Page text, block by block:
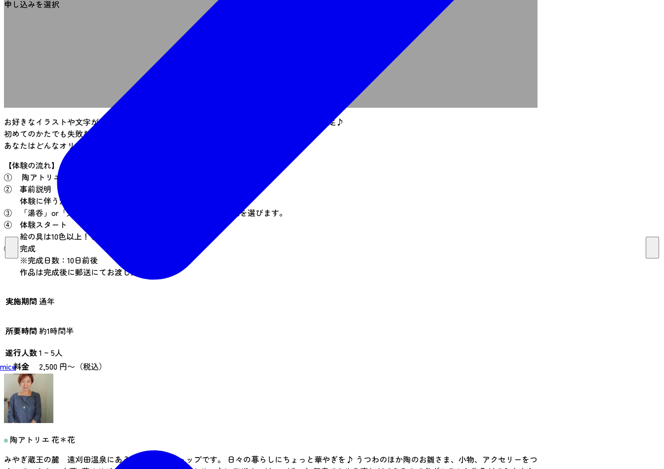
mice
申し込みを選択
お好きなイラストや文字が自由に描けます♪やり直しが出来るのでこだわり派のかたも大満足♪
初めてのかたでも失敗なくステキな作品が出来上がります。
あなたはどんなオリジナル作品に仕上げますか？
【体験の流れ】
① 陶アトリエ花*花 に集合
② 事前説明
体験に伴う注意事項など説明いたします。
③ 「湯呑」or「丸皿」or「お碗」or「飯碗」など絵付けする生地を選びます。
④ 体験スタート
絵の具は10色以上！どんなデザインにしようかな～♪
⑤ 完成
※完成日数：10日前後
作品は完成後に郵送にてお渡し致します★
実施期間 通年
所要時間 約1時間半
遂行人数1 ~ 5人
料金
2,500 円〜（税込）
陶アトリエ 花＊花
みやぎ蔵王の麓 遠刈田温泉にある小さな窯元ショップです。 日々の暮らしにちょっと華やぎを♪ うつわのほか陶のお雛さま、小物、アクセリーをつ